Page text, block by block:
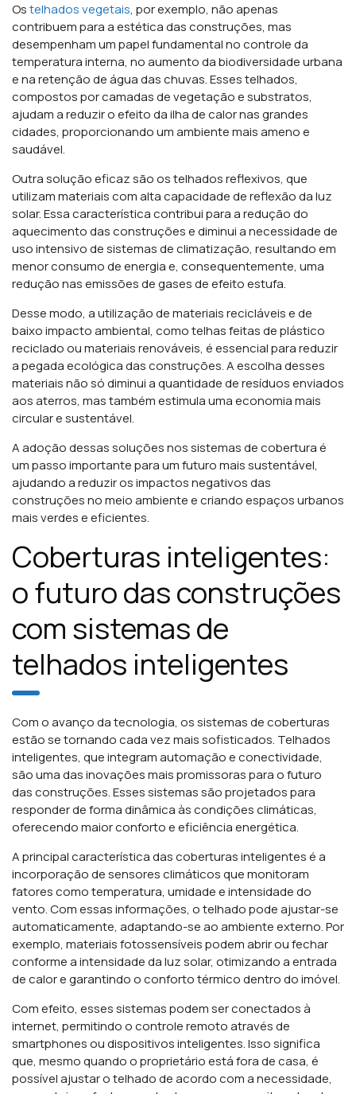
Ostelhados vegetais, por exemplo, não apenas
contribuem para a estética das construções, mas
desempenham um papel fundamental no controle da
temperatura interna, no aumento da biodiversidade urbana
e na retenção de água das chuvas. Esses telhados,
compostos por camadas de vegetação e substratos,
ajudam a reduzir o efeito da ilha de calor nas grandes
cidades, proporcionando um ambiente mais ameno e
saudável.
Outra solução eficaz são os telhados reflexivos, que
utilizam materiais com alta capacidade de reflexão da luz
solar. Essa característica contribui para a redução do
aquecimento das construções e diminui a necessidade de
uso intensivo de sistemas de climatização, resultando em
menor consumo de energia e, consequentemente, uma
redução nas emissões de gases de efeito estufa.
Desse modo, a utilização de materiais recicláveis e de
baixo impacto ambiental, como telhas feitas de plástico
reciclado ou materiais renováveis, é essencial para reduzir
a pegada ecológica das construções. A escolha desses
materiais não só diminui a quantidade de resíduos enviados
aos aterros, mas também estimula uma economia mais
circular e sustentável.
A adoção dessas soluções nos sistemas de cobertura é
um passo importante para um futuro mais sustentável,
ajudando a reduzir os impactos negativos das
construções no meio ambiente e criando espaços urbanos
mais verdes e eficientes.
Coberturas inteligentes:
o futuro das construções
com sistemas de
telhados inteligentes
Com o avanço da tecnologia, os sistemas de coberturas
estão se tornando cada vez mais sofisticados. Telhados
inteligentes, que integram automação e conectividade,
são uma das inovações mais promissoras para o futuro
das construções. Esses sistemas são projetados para
responder de forma dinâmica às condições climáticas,
oferecendo maior conforto e eficiência energética.
A principal característica das coberturas inteligentes é a
incorporação de sensores climáticos que monitoram
fatores como temperatura, umidade e intensidade do
vento. Com essas informações, o telhado pode ajustar-se
automaticamente, adaptando-se ao ambiente externo. Por
exemplo, materiais fotossensíveis podem abrir ou fechar
conforme a intensidade da luz solar, otimizando a entrada
de calor e garantindo o conforto térmico dentro do imóvel.
Com efeito, esses sistemas podem ser conectados à
internet, permitindo o controle remoto através de
smartphones ou dispositivos inteligentes. Isso significa
que, mesmo quando o proprietário está fora de casa, é
possível ajustar o telhado de acordo com a necessidade,